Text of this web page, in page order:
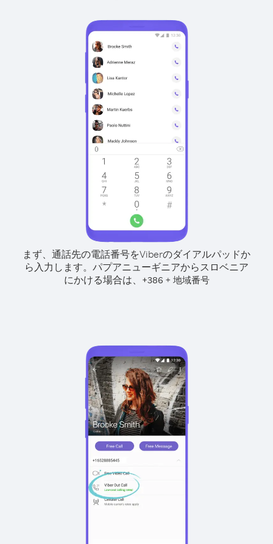
まず、通話先の電話番号をViberのダイアルパッドか
ら入力します。 パプアニューギニアからスロベニア
にかける場合は、
+386 + 地域番号